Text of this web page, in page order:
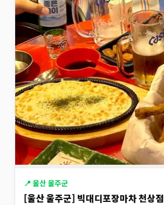
📍 울산 울주군
[울산 울주군] 빅대디포장마차 천상점